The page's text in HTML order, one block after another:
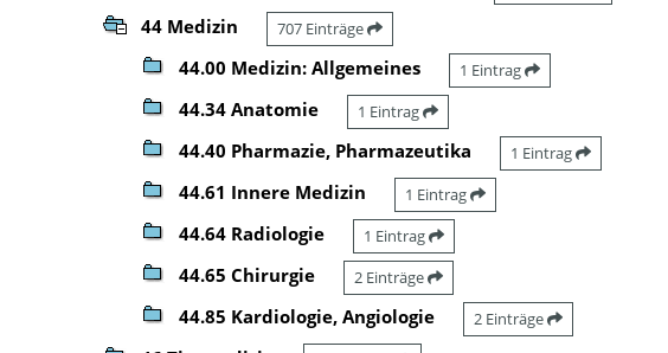
44 Medizin 707 Einträge
44.00 Medizin: Allgemeines 1 Eintrag
44.34 Anatomie 1 Eintrag
44.40 Pharmazie, Pharmazeutika 1 Eintrag
44.61 Innere Medizin 1 Eintrag
44.64 Radiologie 1 Eintrag
44.65 Chirurgie 2 Einträge
44.85 Kardiologie, Angiologie 2 Einträge